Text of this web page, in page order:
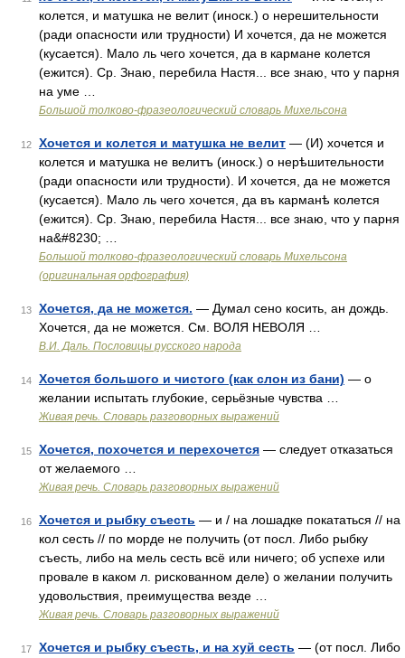
колется, и матушка не велит (иноск.) о нерешительности
(ради опасности или трудности) И хочется, да не можется
(кусается). Мало ль чего хочется, да в кармане колется
(ежится). Ср. Знаю, перебила Настя... все знаю, что у парня
на уме …
Большой толково-фразеологический словарь Михельсона
12 Хочется и колется и матушка не велит — (И) хочется и
колется и матушка не велитъ (иноск.) о нерѣшительности
(ради опасности или трудности). И хочется, да не можется
(кусается). Мало ль чего хочется, да въ карманѣ колется
(ежится). Ср. Знаю, перебила Настя... все знаю, что у парня
на&#8230; …
Большой толково-фразеологический словарь Михельсона
(оригинальная орфография)
13 Хочется, да не можется. — Думал сено косить, ан дождь.
Хочется, да не можется. См. ВОЛЯ НЕВОЛЯ …
В.И. Даль. Пословицы русского народа
14 Хочется большого и чистого (как слон из бани) — о
желании испытать глубокие, серьёзные чувства …
Живая речь. Словарь разговорных выражений
15 Хочется, похочется и перехочется — следует отказаться
от желаемого …
Живая речь. Словарь разговорных выражений
16 Хочется и рыбку съесть — и / на лошадке покататься // на
кол сесть // по морде не получить (от посл. Либо рыбку
съесть, либо на мель сесть всё или ничего; об успехе или
провале в каком л. рискованном деле) о желании получить
удовольствия, преимущества везде …
Живая речь. Словарь разговорных выражений
17 Хочется и рыбку съесть, и на хуй сесть — (от посл. Либо